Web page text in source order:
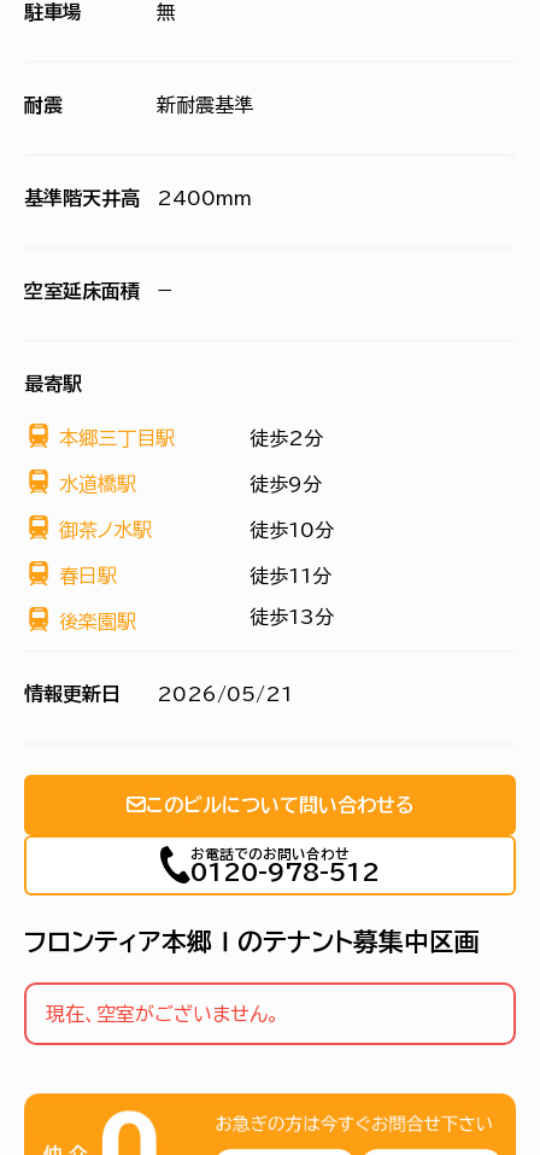
駐車場 無
耐震 新耐震基準
基準階天井高 2400mm
空室延床面積 −
最寄駅
本郷三丁目駅 徒歩2分
水道橋駅 徒歩9分
御茶ノ水駅 徒歩10分
春日駅 徒歩11分
後楽園駅 徒歩13分
情報更新日 2026/05/21
このビルについて問い合わせる
お電話でのお問い合わせ
0120-978-512
フロンティア本郷Ⅰのテナント募集中区画
現在、空室がございません。